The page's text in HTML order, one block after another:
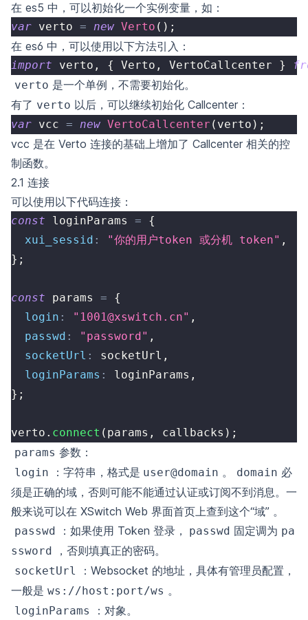
在 es5 中，可以初始化一个实例变量，如：
var verto = new Verto ( ) ;
在 es6 中，可以使用以下方法引入：
import verto , { Verto , VertoCallcenter }
verto 是一个单例，不需要初始化。
有了 verto 以后，可以继续初始化 Callcenter：
var vcc = new VertoCallcenter ( verto ) ;
vcc 是在 Verto 连接的基础上增加了 Callcenter 相关的控
制函数。
2.1 连接
可以使用以下代码连接：
const loginParams =
{
xui_sessid : "你的用户token 或分机 token" ,
} ;
const params =
{
login : "1001@xswitch.cn" ,
passwd : "password" ,
socketUrl : socketUrl ,
loginParams : loginParams ,
} ;
verto . connect ( params , callbacks ) ;
params 参数：
login ：字符串，格式是 user@domain 。 domain 必
须是正确的域，否则可能不能通过认证或订阅不到消息。一
般来说可以在 XSwitch Web 界面首页上查到这个“域” 。
passwd ：如果使用 Token 登录， passwd 固定调为 pa
ssword
，否则填真正的密码。
socketUrl
：Websocket 的地址，具体有管理员配置，
一般是 ws://host:port/ws 。
loginParams ：对象。